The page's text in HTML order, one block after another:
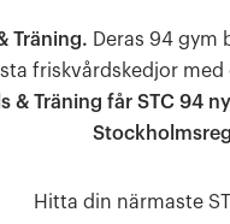
Träning. Deras 94 gym
friskvårdskedjor
& Träning får STC 94
Hitta din närmaste